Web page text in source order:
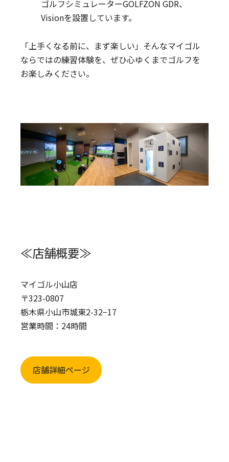
ゴルフシミュレーターGOLFZON GDR、
Visionを設置しています。
「上手くなる前に、まず楽しい」そんなマイゴル
ならではの練習体験を、ぜひ心ゆくまでゴルフを
お楽しみください。
≪店舗概要≫
マイゴル小山店
〒323-0807
栃木県小山市城東2-32−17
営業時間：24時間
店舗詳細ページ